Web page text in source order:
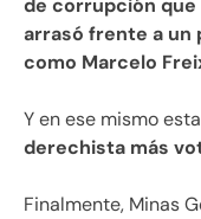
de corrupción
arrasó frente a un
como Marcelo
Y en ese mismo
derechista más
Finalmente, Minas